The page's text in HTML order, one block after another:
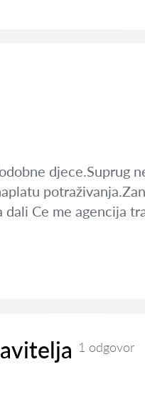
djece.Suprug
Ce me agencija
1 odgovor